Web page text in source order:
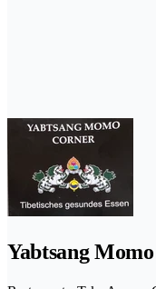
Yabtsang